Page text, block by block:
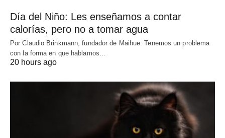
Día del Niño: Les enseñamos a contar
calorías, pero no a tomar agua
Por Claudio Brinkmann, fundador de Maihue. Tenemos un problema
con la forma en que hablamos…
20 hours ago